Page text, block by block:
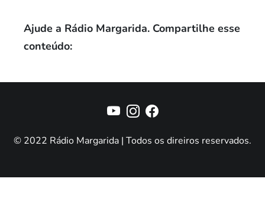
Ajude a Rádio Margarida. Compartilhe esse
conteúdo:
© 2022 Rádio Margarida | Todos os direiros reservados.